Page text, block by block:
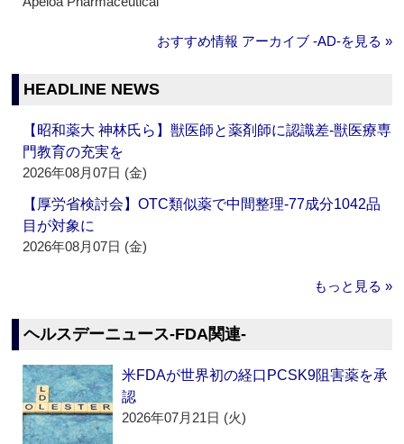
おすすめ情報 アーカイブ ‐AD‐を見る »
HEADLINE NEWS
【昭和薬大 神林氏ら】獣医師と薬剤師に認識差‐獣医療専
門教育の充実を
2026年08月07日 (金)
【厚労省検討会】OTC類似薬で中間整理‐77成分1042品
目が対象に
2026年08月07日 (金)
もっと見る »
ヘルスデーニュース‐FDA関連‐
米FDAが世界初の経口PCSK9阻害薬を承
認
2026年07月21日 (火)